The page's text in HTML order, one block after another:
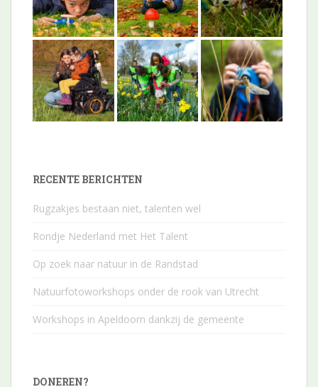
RECENTE BERICHTEN
Rugzakjes bestaan niet, talenten wel
Rondje Nederland met Het Talent
Op zoek naar natuur in de Randstad
Natuurfotoworkshops onder de rook van Utrecht
Workshops in Apeldoorn dankzij de gemeente
DONEREN?